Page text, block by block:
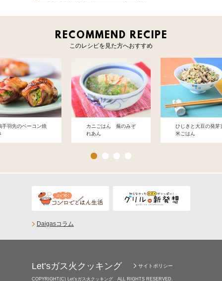
RECOMMEND RECIPE
このレシピを見た方へおすすめ
手羽先のベーコン焼
カニごはん 蕪のみぞ
れあん
ひじきと大豆の発芽
米ごはん
Daigasコラム
Let’sガス火クッキング サイトポリシー
COPYRIGHT(C) Let'sガス火クッキング ALL RIGHTS RESERVED.